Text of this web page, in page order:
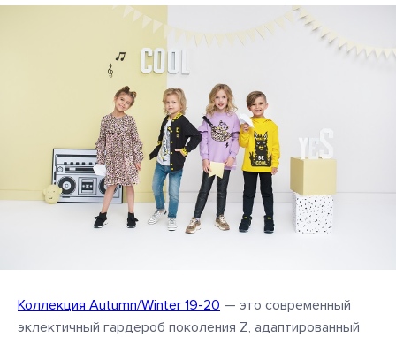
Коллекция Autumn/Winter 19-20 — это современный
эклектичный гардероб поколения Z, адаптированный